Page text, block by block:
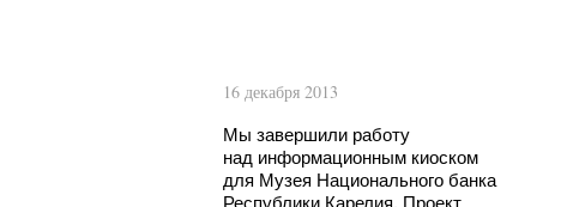
16 декабря 2013
Мы завершили работу
над информационным киоском
для Музея Национального банка
Республики Карелия. Проект